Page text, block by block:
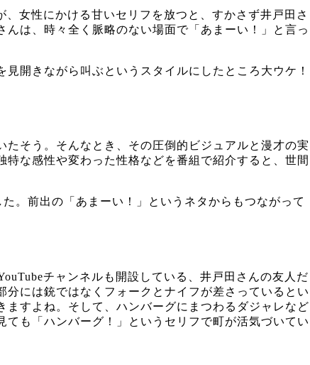
女性にかける甘いセリフを放つと、すかさず井戸田さ
は、時々全く脈略のない場面で「あまーい！」と言っ
開きながら叫ぶというスタイルにしたところ大ウケ！
そう。そんなとき、その圧倒的ビジュアルと漫才の実
な感性や変わった性格などを番組で紹介すると、世間
。前出の「あまーい！」というネタからもつながって
チャンネルも開設している、井戸田さんの友人だ
には銃ではなくフォークとナイフが差さっているとい
すよね。そして、ハンバーグにまつわるダジャレなど
も「ハンバーグ！」というセリフで町が活気づいてい